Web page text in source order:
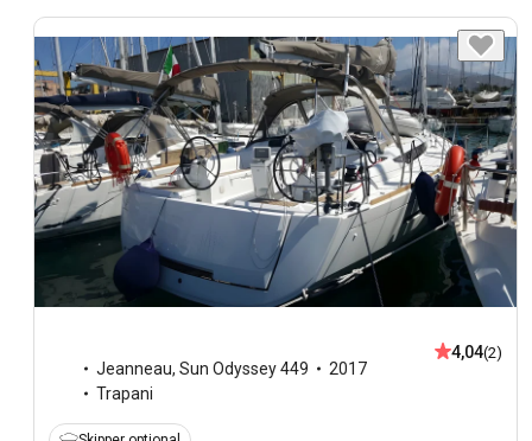
Jeanneau, Sun Odyssey 449
2017
Trapani
4,04(2)